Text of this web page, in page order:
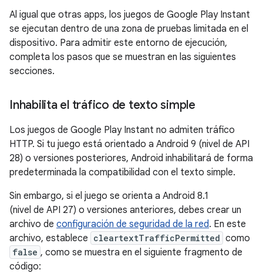
Al igual que otras apps, los juegos de Google Play Instant
se ejecutan dentro de una zona de pruebas limitada en el
dispositivo. Para admitir este entorno de ejecución,
completa los pasos que se muestran en las siguientes
secciones.
Inhabilita el tráfico de texto simple
Los juegos de Google Play Instant no admiten tráfico
HTTP. Si tu juego está orientado a Android 9 (nivel de API
28) o versiones posteriores, Android inhabilitará de forma
predeterminada la compatibilidad con el texto simple.
Sin embargo, si el juego se orienta a Android 8.1
(nivel de API 27) o versiones anteriores, debes crear un
archivo de configuración de seguridad de la red. En este
archivo, establece cleartextTrafficPermitted como
false , como se muestra en el siguiente fragmento de
código: